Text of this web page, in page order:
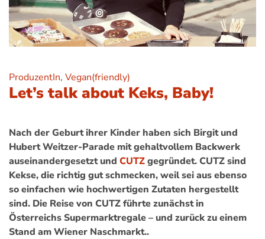
ProduzentIn, Vegan(friendly)
Let’s talk about Keks, Baby!
Nach der Geburt ihrer Kinder haben sich Birgit und
Hubert Weitzer-Parade mit gehaltvollem Backwerk
auseinandergesetzt und CUTZgegründet. CUTZ sind
Kekse, die richtig gut schmecken, weil sei aus ebenso
so einfachen wie hochwertigen Zutaten hergestellt
sind. Die Reise von CUTZ führte zunächst in
Österreichs Supermarktregale – und zurück zu einem
Stand am Wiener Naschmarkt..